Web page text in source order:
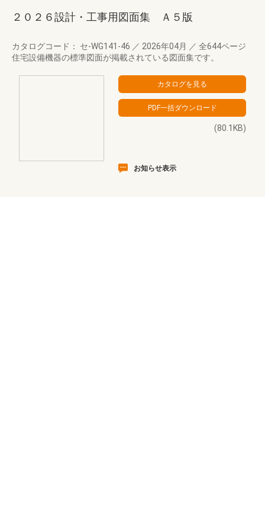
２０２６設計・工事用図面集 Ａ５版
カタログコード： セ-WG141-46 ／ 2026年04月 ／ 全644ページ
住宅設備機器の標準図面が掲載されている図面集です。
(80.1KB)
お知らせ表示